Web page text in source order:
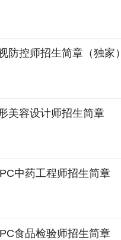
防控师招生简章（独家）
美容设计师招生简章
中药工程师招生简章
食品检验师招生简章